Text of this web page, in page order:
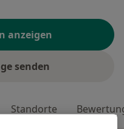
anzeigen
senden
Standorte